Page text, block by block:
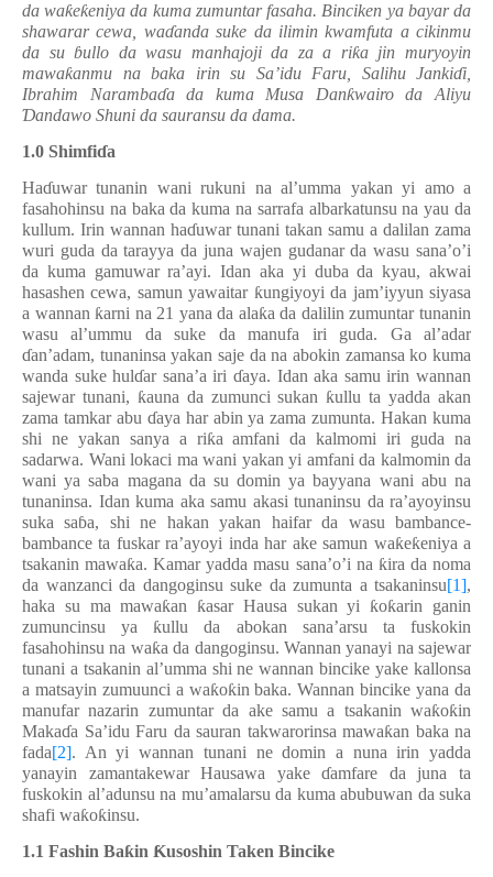
da waƙeƙeniya da kuma zumuntar fasaha. Binciken ya bayar da
shawarar cewa, waɗanda suke da ilimin kwamfuta a cikinmu
da suɓullo da wasu manhajoji da za a riƙa jin muryoyin
mawaƙanmu na baka irin su Sa’idu Faru, Salihu Jankiɗi,
Ibrahim Narambaɗa da kuma Musa Danƙwairo da Aliyu
Ɗandawo Shuni da sauransu da dama.
1.0 Shimfiɗa
Haɗuwar tunanin wani rukuni na al’umma yakan yi amo a
fasahohinsu na baka da kuma na sarrafa albarkatunsu na yau da
kullum. Irin wannan haɗuwar tunani takan samu a dalilan zama
wuri guda da tarayya da juna wajen gudanar da wasu sana’o’i
da kuma gamuwar ra’ayi. Idan aka yi duba da kyau, akwai
hasashen cewa, samun yawaitar ƙungiyoyi da jam’iyyun siyasa
a wannan ƙarni na 21 yana da alaƙa da dalilin zumuntar tunanin
wasu al’ummu da suke da manufa iri guda. Ga al’adar
ɗan’adam, tunaninsa yakan saje da na abokin zamansa ko kuma
wanda suke hulɗar sana’a iriɗaya. Idan aka samu irin wannan
sajewar tunani, ƙauna da zumunci sukan ƙullu ta yadda akan
zama tamkar abu ɗaya har abin ya zama zumunta. Hakan kuma
shi ne yakan sanya a riƙa amfani da kalmomi iri guda na
sadarwa. Wani lokaci ma wani yakan yi amfani da kalmomin da
wani ya saba magana da su domin ya bayyana wani abu na
tunaninsa. Idan kuma aka samu akasi tunaninsu da ra’ayoyinsu
suka saɓa, shi ne hakan yakan haifar da wasu bambance-
bambance ta fuskar ra’ayoyi inda har ake samun waƙeƙeniya a
tsakanin mawaƙa. Kamar yadda masu sana’o’i na ƙira da noma
da wanzanci da dangoginsu suke da zumunta a tsakaninsu[1],
haka su ma mawaƙan ƙasar Hausa sukan yi ƙoƙarin ganin
zumuncinsu ya ƙullu da abokan sana’arsu ta fuskokin
fasahohinsu na waƙa da dangoginsu. Wannan yanayi na sajewar
tunani a tsakanin al’umma shi ne wannan bincike yake kallonsa
a matsayin zumuunci a waƙoƙin baka. Wannan bincike yana da
manufar nazarin zumuntar da ake samu a tsakanin waƙoƙin
Makaɗa Sa’idu Faru da sauran takwarorinsa mawaƙan baka na
fada[2]. An yi wannan tunani ne domin a nuna irin yadda
yanayin zamantakewar Hausawa yakeɗamfare da juna ta
fuskokin al’adunsu na mu’amalarsu da kuma abubuwan da suka
shafi waƙoƙinsu.
1.1 Fashin Baƙin Ƙusoshin Taken Bincike